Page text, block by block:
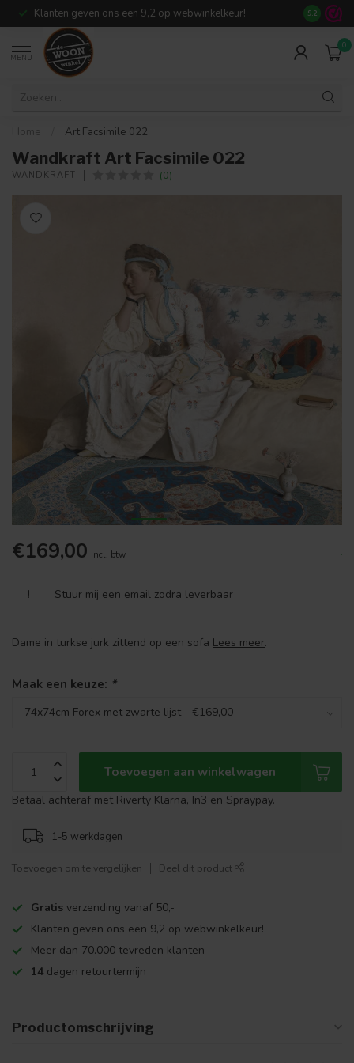
Klanten geven ons een 9,2 op webwinkelkeur! Meer dan
9.2
MENU
0
Home Art Facsimile 022
Wandkraft Art Facsimile 022
WANDKRAFT (0)
€169,00 Incl. btw .
! Stuur mij een email zodra leverbaar
Dame in turkse jurk zittend op een sofa Lees meer.
Maak een keuze: *
Toevoegen aan winkelwagen
Betaal achteraf met Riverty Klarna, In3 en Spraypay.
1-5 werkdagen
Toevoegen om te vergelijken Deel dit product
Gratis verzending vanaf 50,-
Klanten geven ons een 9,2 op webwinkelkeur!
Meer dan 70.000 tevreden klanten
14 dagen retourtermijn
Productomschrijving